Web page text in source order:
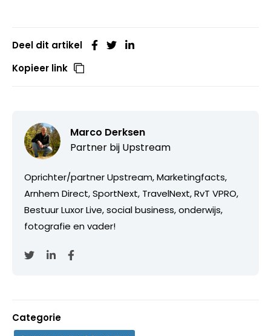
Deel dit artikel
Kopieer link
Marco Derksen
Partner bij Upstream
Oprichter/partner Upstream, Marketingfacts,
Arnhem Direct, SportNext, TravelNext, RvT VPRO,
Bestuur Luxor Live, social business, onderwijs,
fotografie en vader!
Categorie